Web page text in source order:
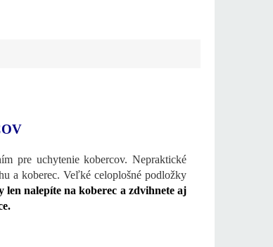
pre uchytenie kobercov. Nepraktické
a koberec. Veľké celoplošné podložky
nalepíte na koberec a zdvihnete aj